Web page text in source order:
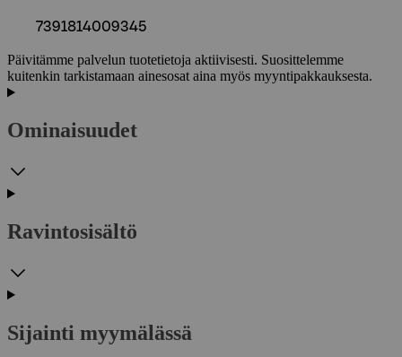
7391814009345
Päivitämme palvelun tuotetietoja aktiivisesti. Suosittelemme
kuitenkin tarkistamaan ainesosat aina myös myyntipakkauksesta.
Ominaisuudet
Ravintosisältö
Sijainti myymälässä